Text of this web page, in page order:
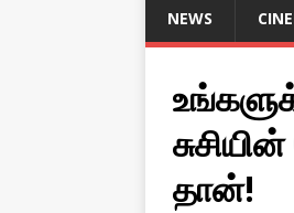
NEWS
தான்!